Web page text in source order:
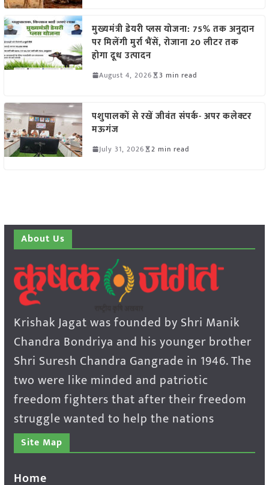
मुख्यमंत्री डेयरी प्लस योजना: 75% तक अनुदान
पर मिलेंगी मुर्रा भैंसें, रोजाना 20 लीटर तक
होगा दूध उत्पादन
August 4, 2026 3 min read
पशुपालकों से रखें जीवंत संपर्क- अपर कलेक्टर
मऊगंज
July 31, 2026 2 min read
About Us
Krishak Jagat was founded by Shri Manik
Chandra Bondriya and his younger brother
Shri Suresh Chandra Gangrade in 1946. The
two were like minded and patriotic
freedom fighters that after their freedom
struggle wanted to help the nations
Site Map
Home